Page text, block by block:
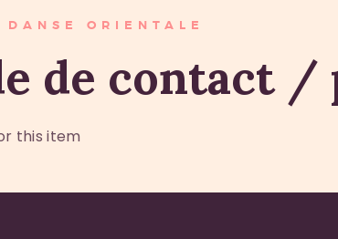
GALERIE
CONTACT
ORIENTALE
de contact
this item